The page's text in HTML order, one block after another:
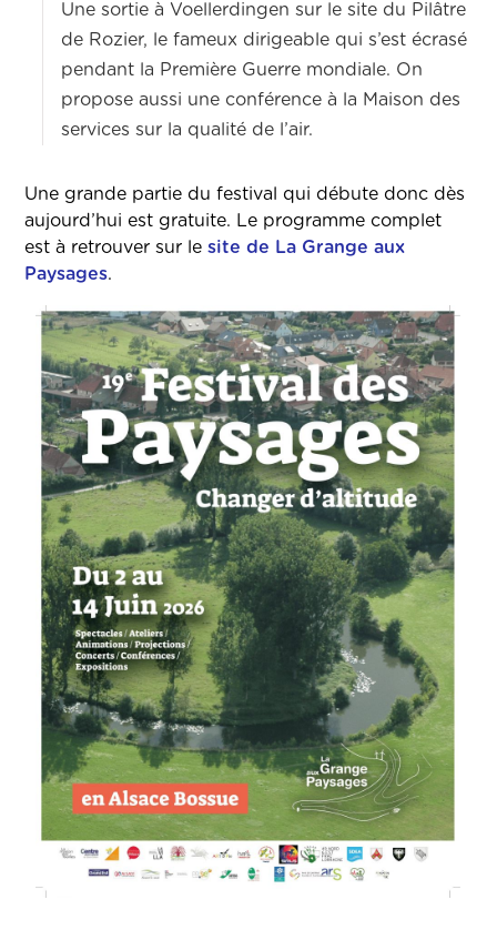
Une sortie à Voellerdingen sur le site du Pilâtre
de Rozier, le fameux dirigeable qui s’est écrasé
pendant la Première Guerre mondiale. On
propose aussi une conférence à la Maison des
services sur la qualité de l’air.
Une grande partie du festival qui débute donc dès
aujourd’hui est gratuite. Le programme complet
est à retrouver sur lesite de La Grange aux
Paysages.